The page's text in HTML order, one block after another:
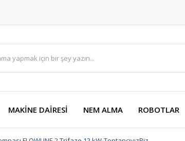
MAKİNE DAİRESİ NEM ALMA ROBOTLAR